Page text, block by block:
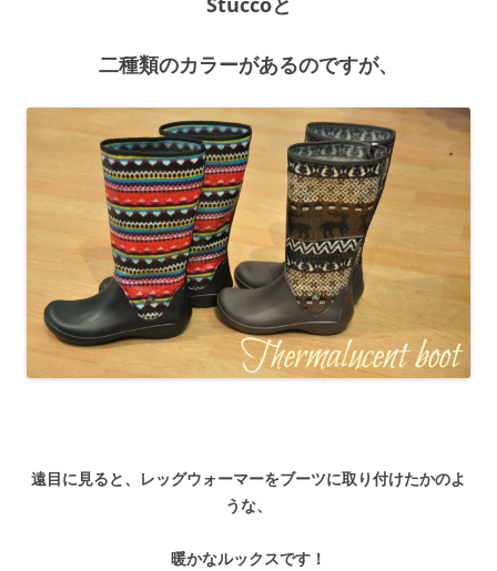
二種類のカラーがあるのですが、
遠目に見ると、レッグウォーマーをブーツに取り付けたかのよ
うな、
暖かなルックスです！